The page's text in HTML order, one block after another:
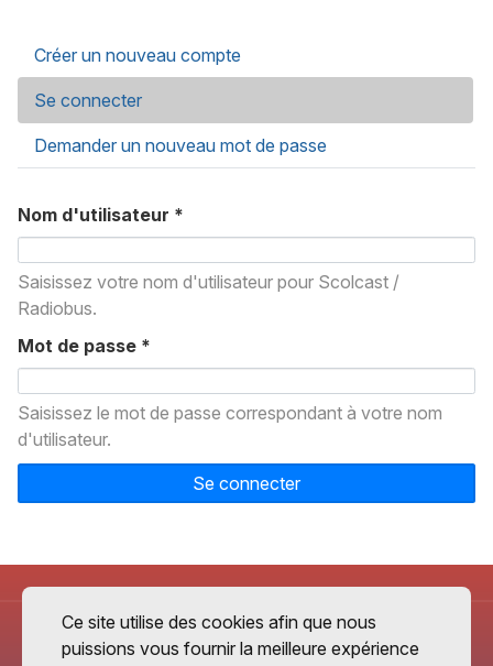
Onglets principaux
Créer un nouveau compte
Se connecter
Demander un nouveau mot de passe
Nom d'utilisateur *
Saisissez votre nom d'utilisateur pour Scolcast /
Radiobus.
Mot de passe *
Saisissez le mot de passe correspondant à votre nom
d'utilisateur.
Se connecter
Ce site utilise des cookies afin que nous
puissions vous fournir la meilleure expérience